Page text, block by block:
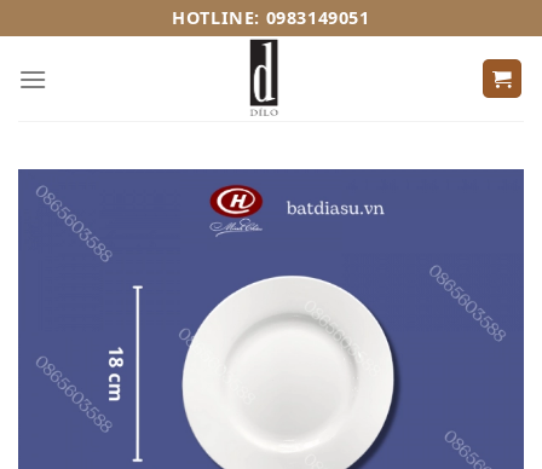
to
content
HOTLINE: 0983149051